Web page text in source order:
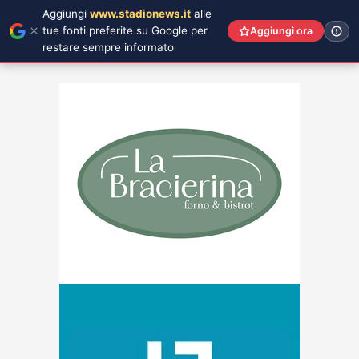
Aggiungi www.stadionews.it alle
tue fonti preferite su Google per
restare sempre informato
Aggiungi ora